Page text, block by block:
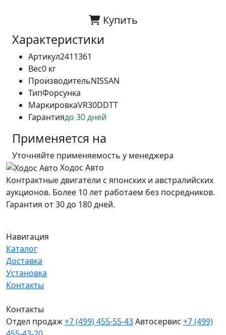
Купить
Характеристики
Артикул2411361
Вес0 кг
ПроизводительNISSAN
ТипФорсунка
МаркировкаVR30DDTT
Гарантиядо 30 дней
Применяется на
Уточняйте применяемость у менеджера
Ходос Авто
Контрактные двигатели с японских и австралийских
аукционов. Более 10 лет работаем без посредников.
Гарантия от 30 до 180 дней.
Навигация
Каталог
Доставка
Установка
Контакты
Контакты
Отдел продаж+7 (499) 455-55-43Автосервис +7 (499)